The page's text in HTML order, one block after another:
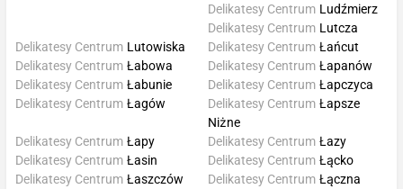
Delikatesy Centrum Ludźmierz
Delikatesy Centrum Lutcza
Delikatesy Centrum Lutowiska
Delikatesy Centrum Łabowa
Delikatesy Centrum Łabunie
Delikatesy Centrum Łagów
Delikatesy Centrum Łańcut
Delikatesy Centrum Łapanów
Delikatesy Centrum Łapczyca
Delikatesy Centrum Łapsze
Niżne
Delikatesy Centrum Łapy
Delikatesy Centrum Łasin
Delikatesy Centrum Łaszczów
Delikatesy Centrum Łazy
Delikatesy Centrum Łącko
Delikatesy Centrum Łączna